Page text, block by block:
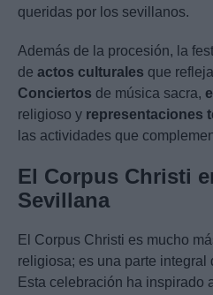
queridas por los sevillanos.
Además de la procesión, la
de actos culturales que
Conciertos de música sacra,
religioso y representaciones
las actividades que
El Corpus Christi
Sevillana
El Corpus Christi es mucho
religiosa; es una parte integral
Esta celebración ha inspirado